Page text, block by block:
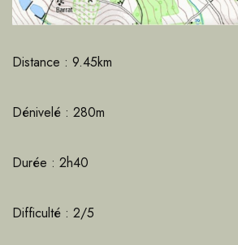
Distance : 9.45km
Dénivelé : 280m
Durée : 2h40
Difficulté : 2/5